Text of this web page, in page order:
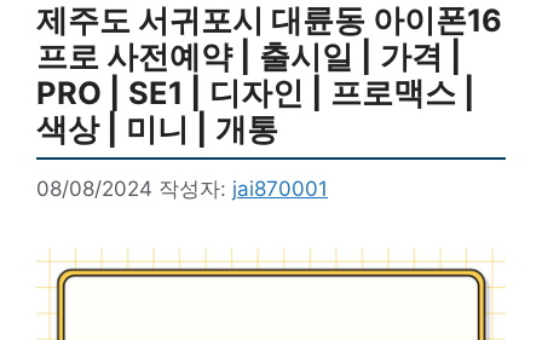
제주도 서귀포시 대륜동 아이폰16
프로 사전예약 | 출시일 | 가격 |
PRO | SE1 | 디자인 | 프로맥스 |
색상 | 미니 | 개통
08/08/2024 작성자: jai870001